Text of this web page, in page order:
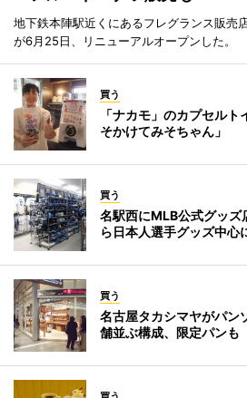
地下鉄本陣駅近くにあるフレグランス販売
が6月25日、リニューアルオープンした。
買う
「ナカモ」のカプセル
そかけてみそちゃん」
買う
名駅西にMLB公式グッ
ら日本人選手グッズ中心
買う
名古屋タカシマヤがパ
舗並ぶ構成、限定パンも